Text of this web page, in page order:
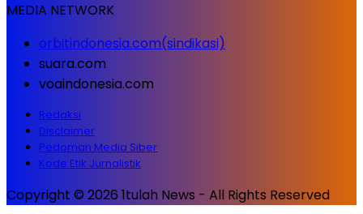
MEDIA NETWORK
orbitindonesia.com(sindikasi)
suara.com
voaindonesia.com
Redaksi
Disclaimer
Pedoman Media Siber
Kode Etik Jurnalistik
Copyright © 2026 1tulah News - All Rights Reserved